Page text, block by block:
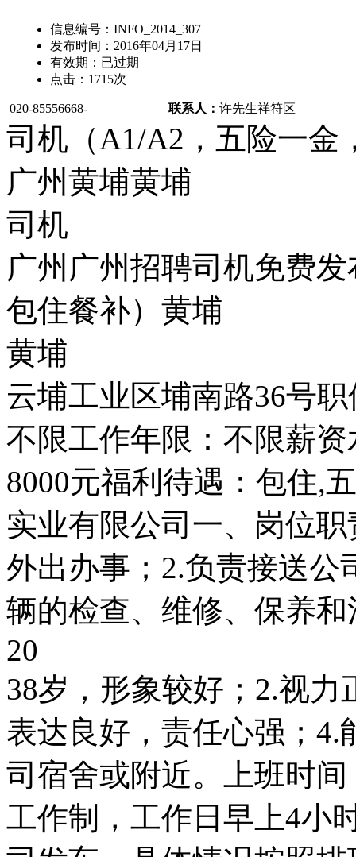
信息编号： INFO_2014_307
发布时间： 2016年04月17日
有效期： 已过期
点击： 1715次
020-85556668- 联系人： 许先生祥符区
司机（A1/A2，五险一金
广州黄埔黄埔
司机
广州广州招聘司机免费
包住餐补）黄埔
黄埔
云埔工业区埔南路36号
不限工作年限：不限薪资
8000元福利待遇：包住,
实业有限公司一、岗位
外出办事；2.负责接送公
辆的检查、维修、保养
20
38岁，形象较好；2.视
表达良好，责任心强；
司宿舍或附近。上班时
工作制，工作日早上4小